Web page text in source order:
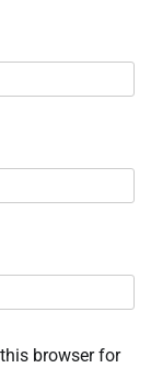
browser for